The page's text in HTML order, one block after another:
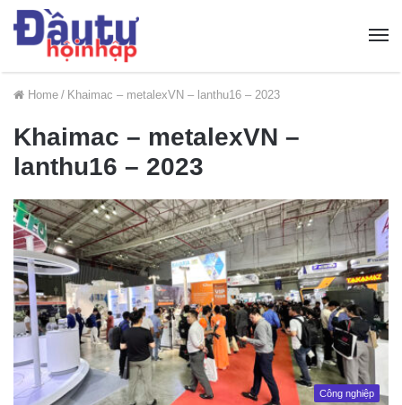
Home / Khaimac – metalexVN – lanthu16 – 2023
Khaimac – metalexVN –
lanthu16 – 2023
Công nghiệp